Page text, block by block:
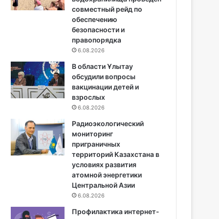
совместный рейд по
обеспечению
безопасности и
правопорядка
6.08.2026
В области Ұлытау
обсудили вопросы
вакцинации детей и
взрослых
6.08.2026
Радиоэкологический
мониторинг
приграничных
территорий Казахстана в
условиях развития
атомной энергетики
Центральной Азии
6.08.2026
Профилактика интернет-